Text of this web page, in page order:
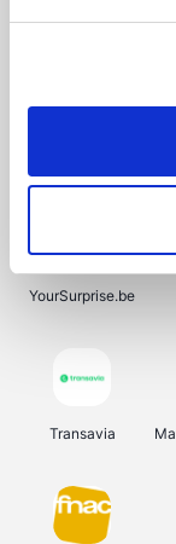
SupraBazar
YourSurprise.be
Transavia